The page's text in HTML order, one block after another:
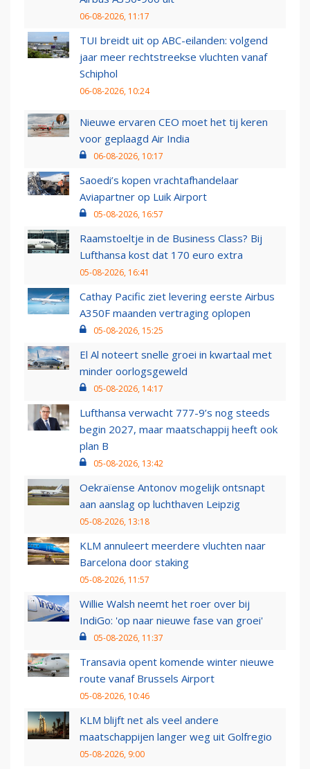
06-08-2026, 11:17
TUI breidt uit op ABC-eilanden: volgend
jaar meer rechtstreekse vluchten vanaf
Schiphol
06-08-2026, 10:24
Nieuwe ervaren CEO moet het tij keren
voor geplaagd Air India
06-08-2026, 10:17
Saoedi’s kopen vrachtafhandelaar
Aviapartner op Luik Airport
05-08-2026, 16:57
Raamstoeltje in de Business Class? Bij
Lufthansa kost dat 170 euro extra
05-08-2026, 16:41
Cathay Pacific ziet levering eerste Airbus
A350F maanden vertraging oplopen
05-08-2026, 15:25
El Al noteert snelle groei in kwartaal met
minder oorlogsgeweld
05-08-2026, 14:17
Lufthansa verwacht 777-9’s nog steeds
begin 2027, maar maatschappij heeft ook
plan B
05-08-2026, 13:42
Oekraïense Antonov mogelijk ontsnapt
aan aanslag op luchthaven Leipzig
05-08-2026, 13:18
KLM annuleert meerdere vluchten naar
Barcelona door staking
05-08-2026, 11:57
Willie Walsh neemt het roer over bij
IndiGo: 'op naar nieuwe fase van groei'
05-08-2026, 11:37
Transavia opent komende winter nieuwe
route vanaf Brussels Airport
05-08-2026, 10:46
KLM blijft net als veel andere
maatschappijen langer weg uit Golfregio
05-08-2026, 9:00